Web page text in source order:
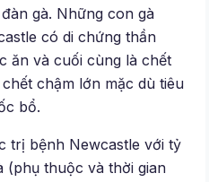
gà. Những con gà
có di chứng thần
ăn và cuối cùng là chết
chậm lớn mặc dù tiêu
bổ.
trị bệnh Newcastle với tỷ
(phụ thuộc và thời gian